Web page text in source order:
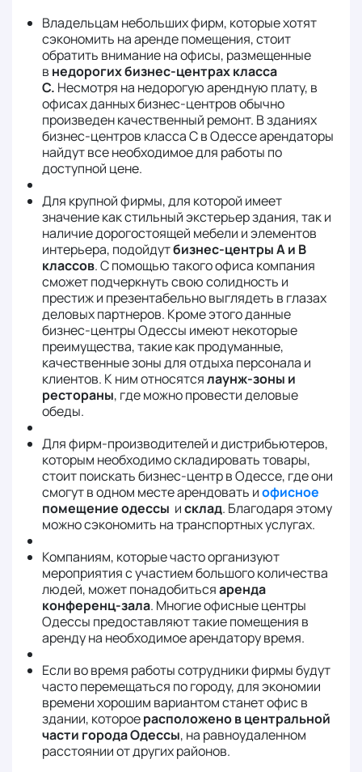
Владельцам небольших фирм, которые хотят
сэкономить на аренде помещения, стоит
обратить внимание на офисы, размещенные
в недорогих бизнес-центрах класса
С. Несмотря на недорогую арендную плату, в
офисах данных бизнес-центров обычно
произведен качественный ремонт. В зданиях
бизнес-центров класса С в Одессе арендаторы
найдут все необходимое для работы по
доступной цене.
Для крупной фирмы, для которой имеет
значение как стильный экстерьер здания, так и
наличие дорогостоящей мебели и элементов
интерьера, подойдутбизнес-центры А и В
классов. С помощью такого офиса компания
сможет подчеркнуть свою солидность и
престиж и презентабельно выглядеть в глазах
деловых партнеров. Кроме этого данные
бизнес-центры Одессы имеют некоторые
преимущества, такие как продуманные,
качественные зоны для отдыха персонала и
клиентов. К ним относятсялаунж-зоны и
рестораны, где можно провести деловые
обеды.
Для фирм-производителей и дистрибьютеров,
которым необходимо складировать товары,
стоит поискать бизнес-центр в Одессе, где они
смогут в одном месте арендовать иофисное
помещение одессы исклад. Благодаря этому
можно сэкономить на транспортных услугах.
Компаниям, которые часто организуют
мероприятия с участием большого количества
людей, может понадобитьсяаренда
конференц-зала. Многие офисные центры
Одессы предоставляют такие помещения в
аренду на необходимое арендатору время.
Если во время работы сотрудники фирмы будут
часто перемещаться по городу, для экономии
времени хорошим вариантом станет офис в
здании, котороерасположено в центральной
части города Одессы, на равноудаленном
расстоянии от других районов.